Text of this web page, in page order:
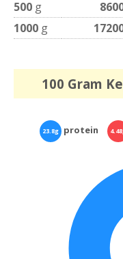
500 g
1000 g
100 Gram
23.8g protein